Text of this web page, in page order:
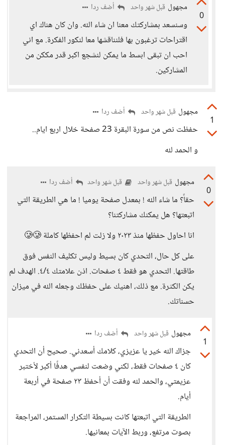
0
مجهول قبل شهر واحد أضف ردا
وسنسعد بمشاركتك معنا ان شاء الله. وان كان هناك اي
اقتراحات ترغبون بها فلنناقشها معا لنكور الفكرة. مع اني
احب ان تبقى ابسط ما يمكن لنشجع اكبر قدر مككن من
المشاركين.
1
مجهول قبل شهر واحد أضف ردا
حفظت نص من سورة البقرة 23 صفحة خلال اربع ايام..
و الحمد لله
0
مجهول قبل شهر واحد قبل شهر واحد أضف ردا
حقاً؟ ما شاء الله ! بمعدل صفحة يوميا ! ما هي الطريقة التي
اتبعتها؟ هل يمكنك مشاركتنا؟
انا احاول حفظها منذ ٢٠٢٣ ولا زلت لم احفظها كاملة 🥲🥲
على كل حال، التحدي كان بسيط وليس تكليف النفس فوق
طاقتها. التحدي هو فقط ٤ صفحات. اذن علامتك ٤/٤. الهدف لم
يكن الكثرة. مع ذلك، اهنيك على حفظك وجعله الله في ميزان
حسناتك.
1
مجهول قبل شهر واحد أضف ردا
جزاك الله خير يا عزيزي، كلامك أسعدني. صحيح أن التحدي
كان ٤ صفحات فقط، لكني وضعت لنفسي هدفًا أكبر لأختبر
عزيمتي، والحمد لله وفقت أن أحفظ ٢٣ صفحة في أربعة
أيام.
الطريقة التي اتبعتها كانت بسيطة التكرار المستمر، المراجعة
بصوت مرتفع، وربط الآيات بمعانيها.